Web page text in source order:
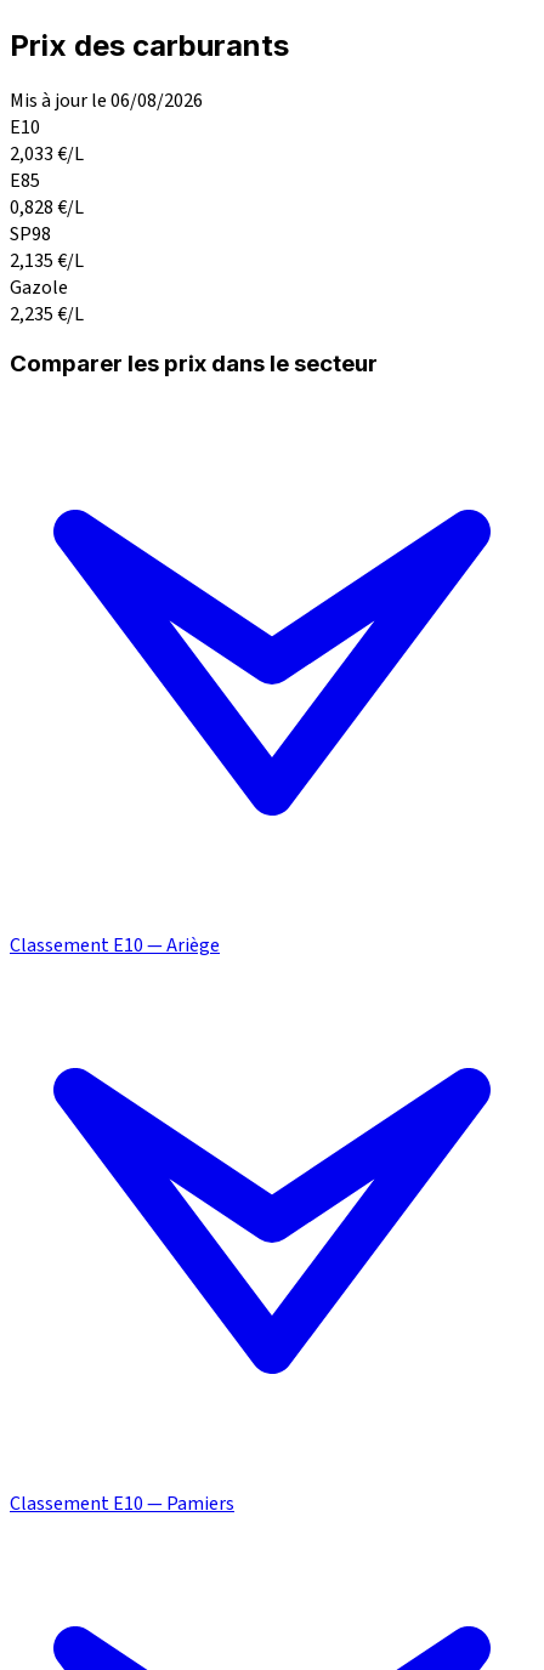
Prix des carburants
Mis à jour le 06/08/2026
E10
2,033€/L
E85
0,828€/L
SP98
2,135€/L
Gazole
2,235€/L
Comparer les prix dans le secteur
Classement E10 — Ariège
Classement E10 — Pamiers